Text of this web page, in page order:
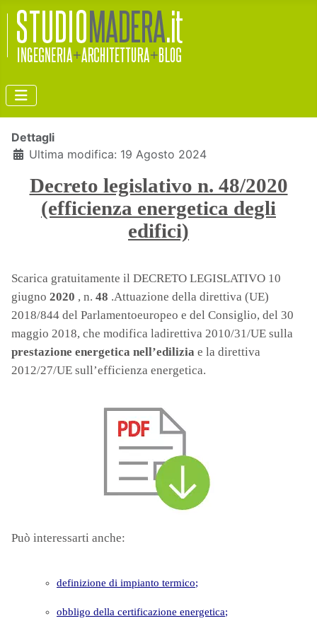
Dettagli
Ultima modifica: 19 Agosto 2024
Decreto legislativo n. 48/2020
(efficienza energetica degli
edifici)
Scarica gratuitamente il DECRETO LEGISLATIVO 10
giugno 2020 , n. 48 .Attuazione della direttiva (UE)
2018/844 del Parlamentoeuropeo e del Consiglio, del 30
maggio 2018, che modifica ladirettiva 2010/31/UE sulla
prestazione energetica nell’edilizia e la direttiva
2012/27/UE sull’efficienza energetica.
Può interessarti anche:
definizione di impianto termico;
obbligo della certificazione energetica;